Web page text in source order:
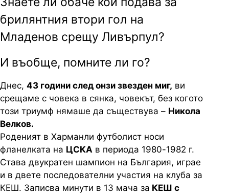
брилянтния втори гол на
Младенов срещу Ливърпул?
И въобще, помните ли го?
Днес, 43 години след онзи звезден миг, ви
срещаме с човека в сянка, човекът, без когото
този триумф нямаше да съществува – Никола
Велков.
Роденият в Харманли футболист носи
фланелката на ЦСКА в периода 1980-1982 г.
Става двукратен шампион на България, играе
и в двете последователни участия на клуба за
КЕШ. Записва минути в 13 мача за КЕШ с